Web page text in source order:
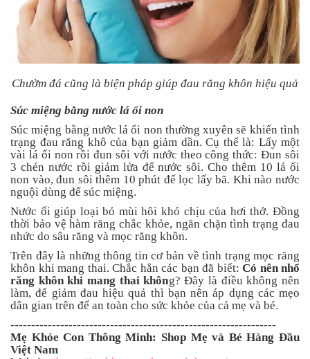
Chườm đá cũng là biện pháp giúp đau răng khôn hiệu quả
Súc miệng bằng nước lá ổi non
Súc miệng bằng nước lá ổi non thường xuyên sẽ khiến tình
trạng đau răng khô của bạn giảm dần. Cụ thể là: Lấy một
vài lá ổi non rồi đun sôi với nước theo công thức: Đun sôi
3 chén nước rồi giảm lửa để nước sôi. Cho thêm 10 lá ổi
non vào, đun sôi thêm 10 phút để lọc lấy bã. Khi nào nước
nguội dùng để súc miệng.
Nước ổi giúp loại bỏ mùi hôi khó chịu của hơi thở. Đồng
thời bảo vệ hàm răng chắc khỏe, ngăn chặn tình trạng đau
nhức do sâu răng và mọc răng khôn.
Trên đây là những thông tin cơ bản về tình trạng mọc răng
khôn khi mang thai. Chắc hẳn các bạn đã biết: Có nên nhổ
răng khôn khi mang thai không? Đây là điều không nên
làm, để giảm đau hiệu quả thì bạn nên áp dụng các mẹo
dân gian trên để an toàn cho sức khỏe của cả mẹ và bé.
----------------------------------------------------------------
Mẹ Khỏe Con Thông Minh: Shop Mẹ và Bé Hàng Đầu
Việt Nam